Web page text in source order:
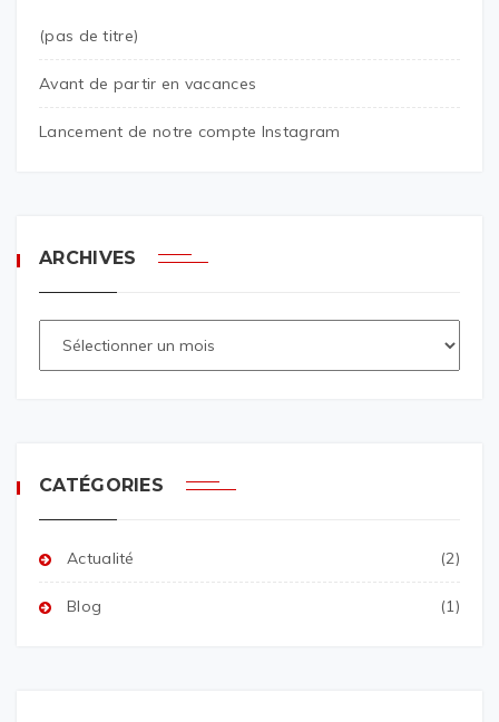
(pas de titre)
Avant de partir en vacances
Lancement de notre compte Instagram
ARCHIVES
CATÉGORIES
Actualité (2)
Blog (1)